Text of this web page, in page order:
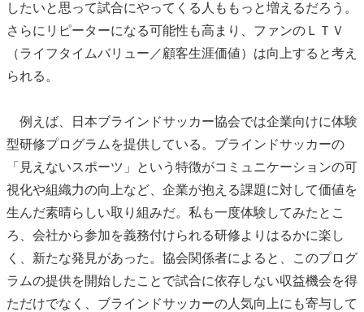
したいと思って試合にやってくる人ももっと増えるだろう。
さらにリピーターになる可能性も高まり、ファンのＬＴＶ
（ライフタイムバリュー／顧客生涯価値）は向上すると考え
られる。
例えば、日本ブラインドサッカー協会では企業向けに体験
型研修プログラムを提供している。ブラインドサッカーの
「見えないスポーツ」という特徴がコミュニケーションの可
視化や組織力の向上など、企業が抱える課題に対して価値を
生んだ素晴らしい取り組みだ。私も一度体験してみたとこ
ろ、会社から参加を義務付けられる研修よりはるかに楽し
く、新たな発見があった。協会関係者によると、このプログ
ラムの提供を開始したことで試合に依存しない収益機会を得
ただけでなく、ブラインドサッカーの人気向上にも寄与して